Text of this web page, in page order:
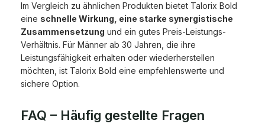
Im Vergleich zu ähnlichen Produkten bietet Talorix Bold
eine schnelle Wirkung, eine starke synergistische
Zusammensetzung und ein gutes Preis-Leistungs-
Verhältnis. Für Männer ab 30 Jahren, die ihre
Leistungsfähigkeit erhalten oder wiederherstellen
möchten, ist Talorix Bold eine empfehlenswerte und
sichere Option.
FAQ – Häufig gestellte Fragen